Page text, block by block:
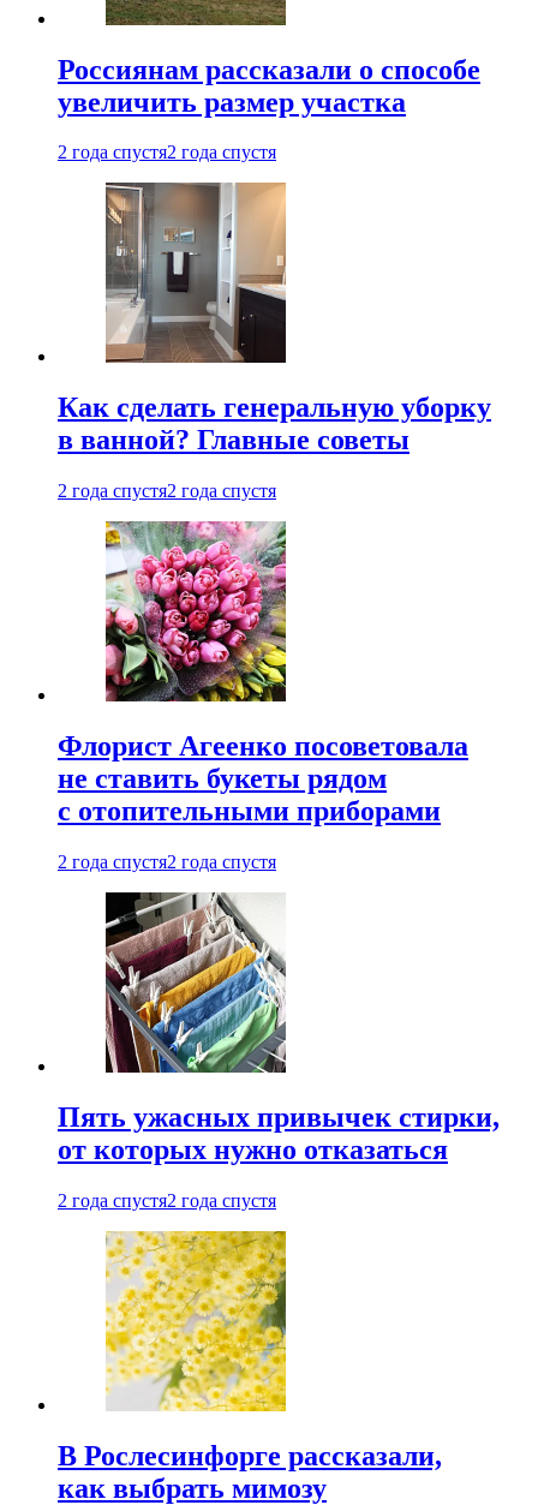
Россиянам рассказали о способе
увеличить размер участка
2 года спустя2 года спустя
Как сделать генеральную уборку
в ванной? Главные советы
2 года спустя2 года спустя
Флорист Агеенко посоветовала
не ставить букеты рядом
с отопительными приборами
2 года спустя2 года спустя
Пять ужасных привычек стирки,
от которых нужно отказаться
2 года спустя2 года спустя
В Рослесинфорге рассказали,
как выбрать мимозу